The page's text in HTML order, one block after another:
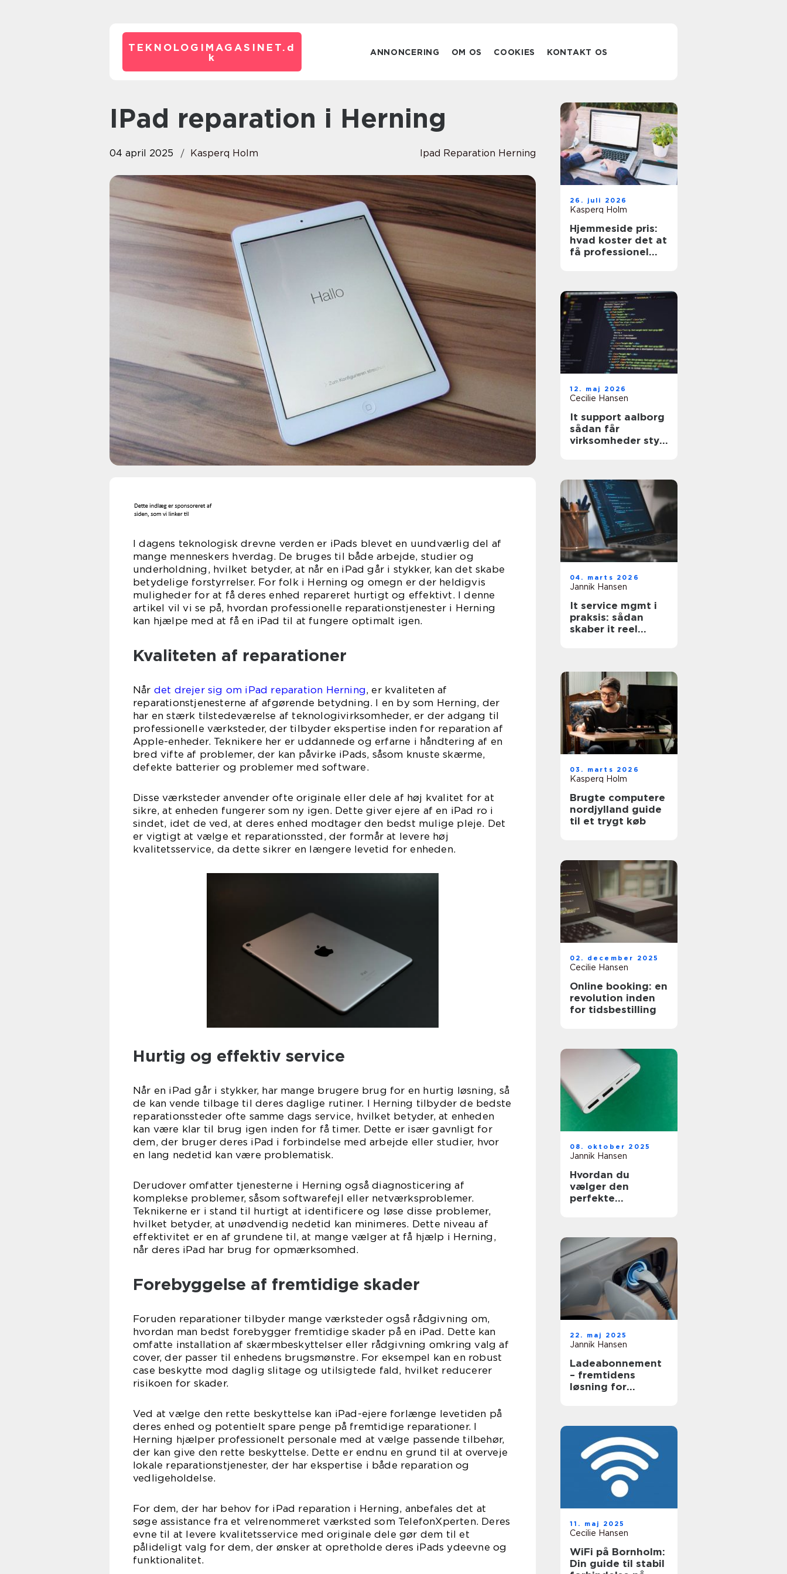
TEKNOLOGIMAGASINET. d
k
ANNONCERING OM OS COOKIES KONTAKT OS
iPad reparation i Herning
04 april 2025 Kasperq Holm Ipad Reparation Herning
I dagens teknologisk drevne verden er iPads blevet en uundværlig del af
mange menneskers hverdag. De bruges til både arbejde, studier og
underholdning, hvilket betyder, at når en iPad går i stykker, kan det skabe
betydelige forstyrrelser. For folk i Herning og omegn er der heldigvis
muligheder for at få deres enhed repareret hurtigt og effektivt. I denne
artikel vil vi se på, hvordan professionelle reparationstjenester i Herning
kan hjælpe med at få en iPad til at fungere optimalt igen.
Kvaliteten af reparationer
Når det drejer sig om iPad reparation Herning, er kvaliteten af
reparationstjenesterne af afgørende betydning. I en by som Herning, der
har en stærk tilstedeværelse af teknologivirksomheder, er der adgang til
professionelle værksteder, der tilbyder ekspertise inden for reparation af
Apple-enheder. Teknikere her er uddannede og erfarne i håndtering af en
bred vifte af problemer, der kan påvirke iPads, såsom knuste skærme,
defekte batterier og problemer med software.
Disse værksteder anvender ofte originale eller dele af høj kvalitet for at
sikre, at enheden fungerer som ny igen. Dette giver ejere af en iPad ro i
sindet, idet de ved, at deres enhed modtager den bedst mulige pleje. Det
er vigtigt at vælge et reparationssted, der formår at levere høj
kvalitetsservice, da dette sikrer en længere levetid for enheden.
Hurtig og effektiv service
Når en iPad går i stykker, har mange brugere brug for en hurtig løsning, så
de kan vende tilbage til deres daglige rutiner. I Herning tilbyder de bedste
reparationssteder ofte samme dags service, hvilket betyder, at enheden
kan være klar til brug igen inden for få timer. Dette er især gavnligt for
dem, der bruger deres iPad i forbindelse med arbejde eller studier, hvor
en lang nedetid kan være problematisk.
Derudover omfatter tjenesterne i Herning også diagnosticering af
komplekse problemer, såsom softwarefejl eller netværksproblemer.
Teknikerne er i stand til hurtigt at identificere og løse disse problemer,
hvilket betyder, at unødvendig nedetid kan minimeres. Dette niveau af
effektivitet er en af grundene til, at mange vælger at få hjælp i Herning,
når deres iPad har brug for opmærksomhed.
Forebyggelse af fremtidige skader
Foruden reparationer tilbyder mange værksteder også rådgivning om,
hvordan man bedst forebygger fremtidige skader på en iPad. Dette kan
omfatte installation af skærmbeskyttelser eller rådgivning omkring valg af
cover, der passer til enhedens brugsmønstre. For eksempel kan en robust
case beskytte mod daglig slitage og utilsigtede fald, hvilket reducerer
risikoen for skader.
Ved at vælge den rette beskyttelse kan iPad-ejere forlænge levetiden på
deres enhed og potentielt spare penge på fremtidige reparationer. I
Herning hjælper professionelt personale med at vælge passende tilbehør,
der kan give den rette beskyttelse. Dette er endnu en grund til at overveje
lokale reparationstjenester, der har ekspertise i både reparation og
vedligeholdelse.
For dem, der har behov for iPad reparation i Herning, anbefales det at
søge assistance fra et velrenommeret værksted som TelefonXperten. Deres
evne til at levere kvalitetsservice med originale dele gør dem til et
pålideligt valg for dem, der ønsker at opretholde deres iPads ydeevne og
funktionalitet.
26. juli 2026
Kasperq Holm
Hjemmeside pris:
hvad koster det at
få professionel
12. maj 2026
Cecilie Hansen
It support aalborg
sådan får
virksomheder styr
04. marts 2026
Jannik Hansen
It service mgmt i
praksis: sådan
skaber it reel
03. marts 2026
Kasperq Holm
Brugte computere
nordjylland guide
til et trygt køb
02. december 2025
Cecilie Hansen
Online booking: en
revolution inden
for tidsbestilling
08. oktober 2025
Jannik Hansen
Hvordan du
vælger den
perfekte
22. maj 2025
Jannik Hansen
Ladeabonnement
– fremtidens
løsning for
11. maj 2025
Cecilie Hansen
WiFi på Bornholm:
Din guide til stabil